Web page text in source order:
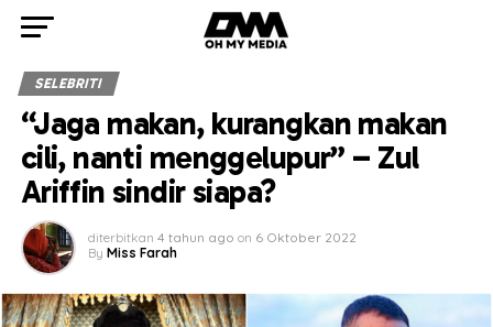
SELEBRITI
“Jaga makan, kurangkan makan
cili, nanti menggelupur” – Zul
Ariffin sindir siapa?
diterbitkan 4 tahun ago on 6 Oktober 2022
By Miss Farah